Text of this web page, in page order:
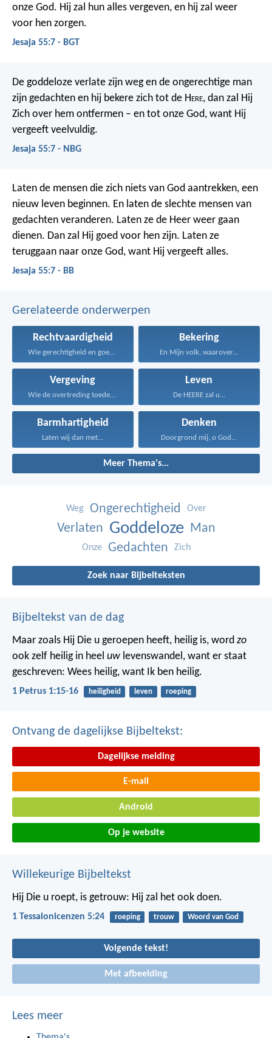
onze God. Hij zal hun alles vergeven, en hij zal weer
voor hen zorgen.
Jesaja 55:7 - BGT
De goddeloze verlate zijn weg en de ongerechtige man
zijn gedachten en hij bekere zich tot de Here, dan zal Hij
Zich over hem ontfermen – en tot onze God, want Hij
vergeeft veelvuldig.
Jesaja 55:7 - NBG
Laten de mensen die zich niets van God aantrekken, een
nieuw leven beginnen. En laten de slechte mensen van
gedachten veranderen. Laten ze de Heer weer gaan
dienen. Dan zal Hij goed voor hen zijn. Laten ze
teruggaan naar onze God, want Hij vergeeft alles.
Jesaja 55:7 - BB
Gerelateerde onderwerpen
Rechtvaardigheid
Wie gerechtigheid en goedertierenheid...
Bekering
En Mijn volk, waarover...
Vergeving
Wie de overtreding toedekt...
Leven
De HEERE zal u...
Barmhartigheid
Laten wij dan met...
Denken
Doorgrond mij, o God...
Meer Thema's...
Weg Ongerechtigheid Over
Verlaten Goddeloze Man
Onze Gedachten Zich
Zoek naar Bijbelteksten
Bijbeltekst van de dag
Maar zoals Hij Die u geroepen heeft, heilig is, word zo
ook zelf heilig in heel uw levenswandel, want er staat
geschreven: Wees heilig, want Ik ben heilig.
1 Petrus 1:15-16 heiligheid leven roeping
Ontvang de dagelijkse Bijbeltekst:
Dagelijkse melding
E-mail
Android
Op je website
Willekeurige Bijbeltekst
Hij Die u roept, is getrouw: Hij zal het ook doen.
1 Tessalonicenzen 5:24 roeping trouw Woord van God
Volgende tekst!
Met afbeelding
Lees meer